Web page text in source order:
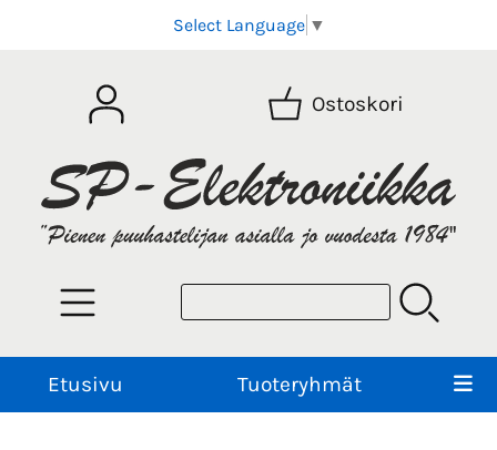
Select Language ▼
Ostoskori
Etusivu Tuoteryhmät